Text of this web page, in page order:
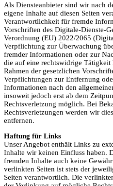
Als Diensteanbieter sind wir nach
eigene Inhalte auf diesen Seiten
Verantwortlichkeit für fremde
Vorschriften des Digitale-Dienste-
Verordnung (EU) 2022/2065
Verpflichtung zur Überwachung
fremder Informationen oder zur
die auf eine rechtswidrige Tätigkeit
Rahmen der gesetzlichen
Verpflichtungen zur Entfernung
Informationen nach den
insoweit jedoch erst ab dem
Rechtsverletzung möglich. Bei
Rechtsverletzungen werden wir
entfernen.
Haftung für Links
Unser Angebot enthält Links zu
Inhalte wir keinen Einfluss haben.
fremden Inhalte auch keine
verlinkten Seiten ist stets der
Seiten verantwortlich. Die